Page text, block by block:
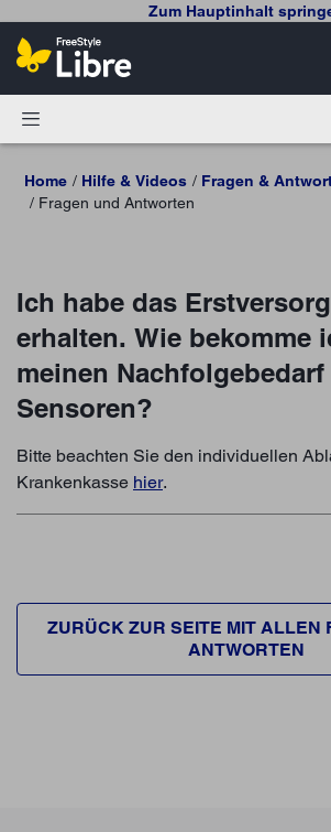
Zum Hauptinhalt
Home Hilfe & Videos
Fragen &
Fragen und Antworten
Ich habe das
erhalten. Wie bekomme
meinen Nachfolgebedarf
Sensoren?
Bitte beachten Sie den individuellen
Krankenkasse hier.
ZURÜCK ZUR SEITE MIT ALLEN
ANTWORTEN